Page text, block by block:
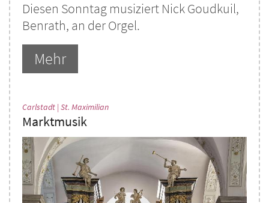
Diesen Sonntag musiziert Nick Goudkuil,
Benrath, an der Orgel.
Mehr
Carlstadt | St. Maximilian:
Marktmusik